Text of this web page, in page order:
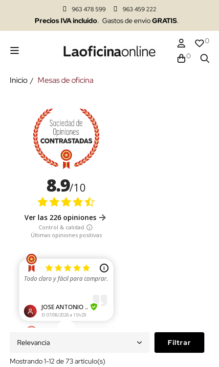
963 478 599 963 459 222
Precios IVA incluido. Gastos de envíoGRATIS.
0
0
Inicio Mesas de oficina
Relevancia Filtrar
Mostrando 1-12 de 73 artículo(s)